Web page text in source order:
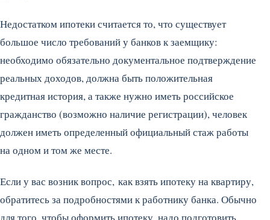
Недостатком ипотеки считается то, что существует
большое число требований у банков к заемщику:
необходимо обязательно документальное подтверждение
реальных доходов, должна быть положительная
кредитная история, а также нужно иметь российское
гражданство (возможно наличие регистрации), человек
должен иметь определенный официальный стаж работы
на одном и том же месте.
Если у вас возник вопрос, как взять ипотеку на квартиру,
обратитесь за подробностями к работнику банка. Обычно
для того, чтобы оформить ипотеку, надо подготовить